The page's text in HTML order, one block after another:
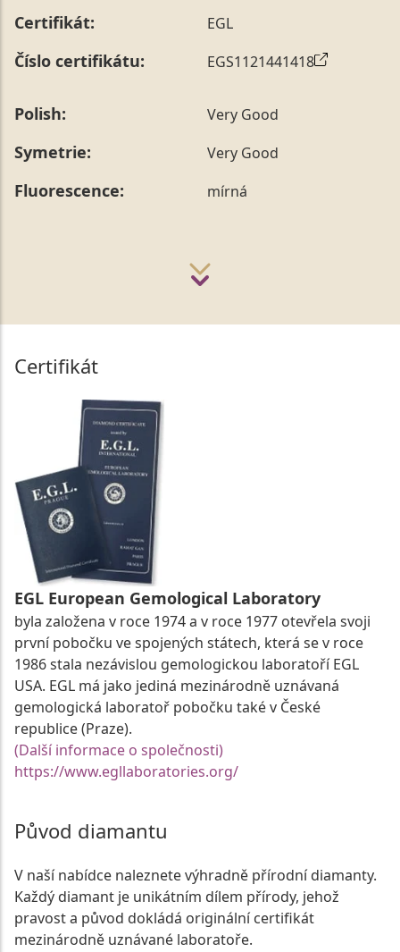
Certifikát: EGL
Číslo certifikátu: EGS1121441418
Polish: Very Good
Symetrie: Very Good
Fluorescence: mírná
Certifikát
EGL European Gemological Laboratory
byla založena v roce 1974 a v roce 1977 otevřela svoji
první pobočku ve spojených státech, která se v roce
1986 stala nezávislou gemologickou laboratoří EGL
USA. EGL má jako jediná mezinárodně uznávaná
gemologická laboratoř pobočku také v České
republice (Praze).
(Další informace o společnosti)
https://www.egllaboratories.org/
Původ diamantu
V naší nabídce naleznete výhradně přírodní diamanty.
Každý diamant je unikátním dílem přírody, jehož
pravost a původ dokládá originální certifikát
mezinárodně uznávané laboratoře.